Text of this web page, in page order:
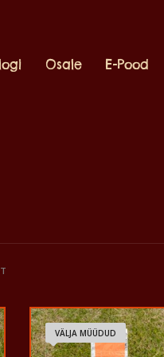
Osale E-Pood
VÄLJA MÜÜDUD